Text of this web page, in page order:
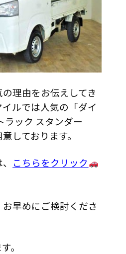
理由をお伝えしてき
ルでは人気の「ダイ
ラック スタンダー
しております。
こちらをクリック
早めにご検討くださ
。